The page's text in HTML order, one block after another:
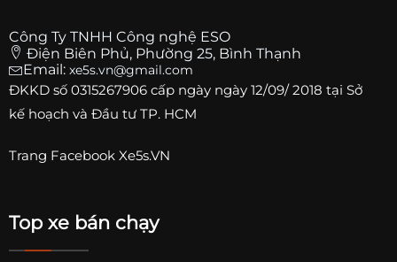
Công Ty TNHH Công nghệ ESO
Điện Biên Phủ, Phường 25, Bình Thạnh
Email: xe5s.vn@gmail.com
ĐKKD số 0315267906 cấp ngày ngày 12/09/ 2018 tại Sở
kế hoạch và Đầu tư TP. HCM
Trang Facebook Xe5s.VN
Top xe bán chạy